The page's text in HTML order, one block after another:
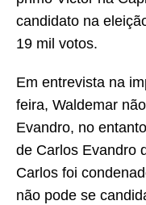
candidato na
19 mil votos.
Em entrevista na
feira, Waldemar
Evandro, no
de Carlos Evandro
Carlos foi
não pode se